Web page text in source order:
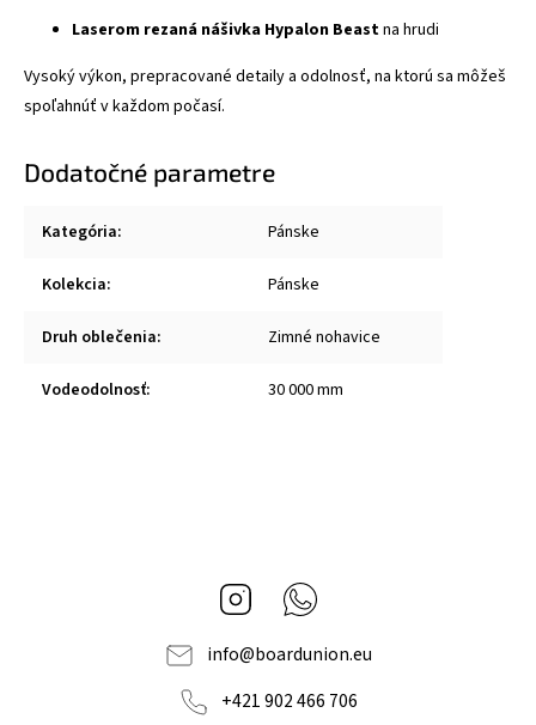
Laserom rezaná nášivka Hypalon Beastna hrudi
Vysoký výkon, prepracované detaily a odolnosť, na ktorú sa môžeš
spoľahnúť v každom počasí.
Dodatočné parametre
Kategória: Pánske
Kolekcia: Pánske
Druh oblečenia: Zimné nohavice
Vodeodolnosť: 30 000 mm
Instagram
info@boardunion.eu
+421 902 466 706